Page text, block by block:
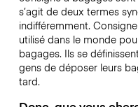
s’agit de deux termes
indifféremment.
utilisé dans le monde
bagages. Ils se
gens de déposer leurs
tard.